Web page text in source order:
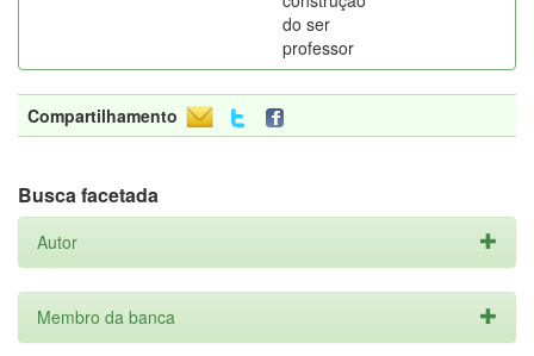
do ser
professor
Compartilhamento
Busca facetada
Autor
Membro da banca